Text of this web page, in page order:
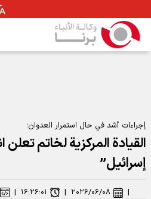
إجراءات أشد في حال استمرار العدوان؛
القيادة المركزية لخاتم تعلن
إسرائيل”
| ۲۰۲۶/۰۶/۰۸ | ۱۶:۲۶:۰۱ |